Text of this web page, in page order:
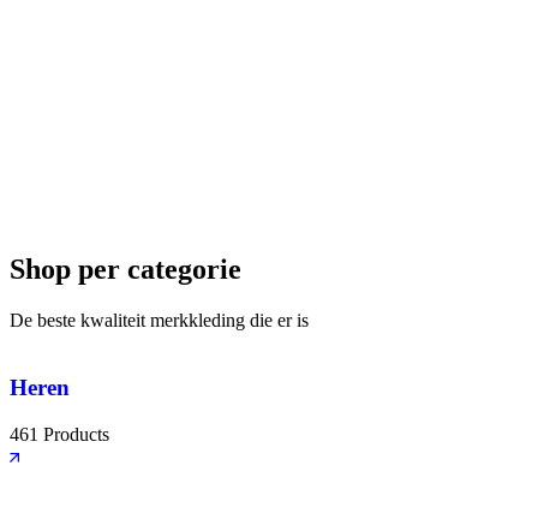
Shop per categorie
De beste kwaliteit merkkleding die er is
Heren
461 Products